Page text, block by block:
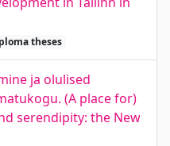
theses
ja olulised
(A place for)
serendipity: the New